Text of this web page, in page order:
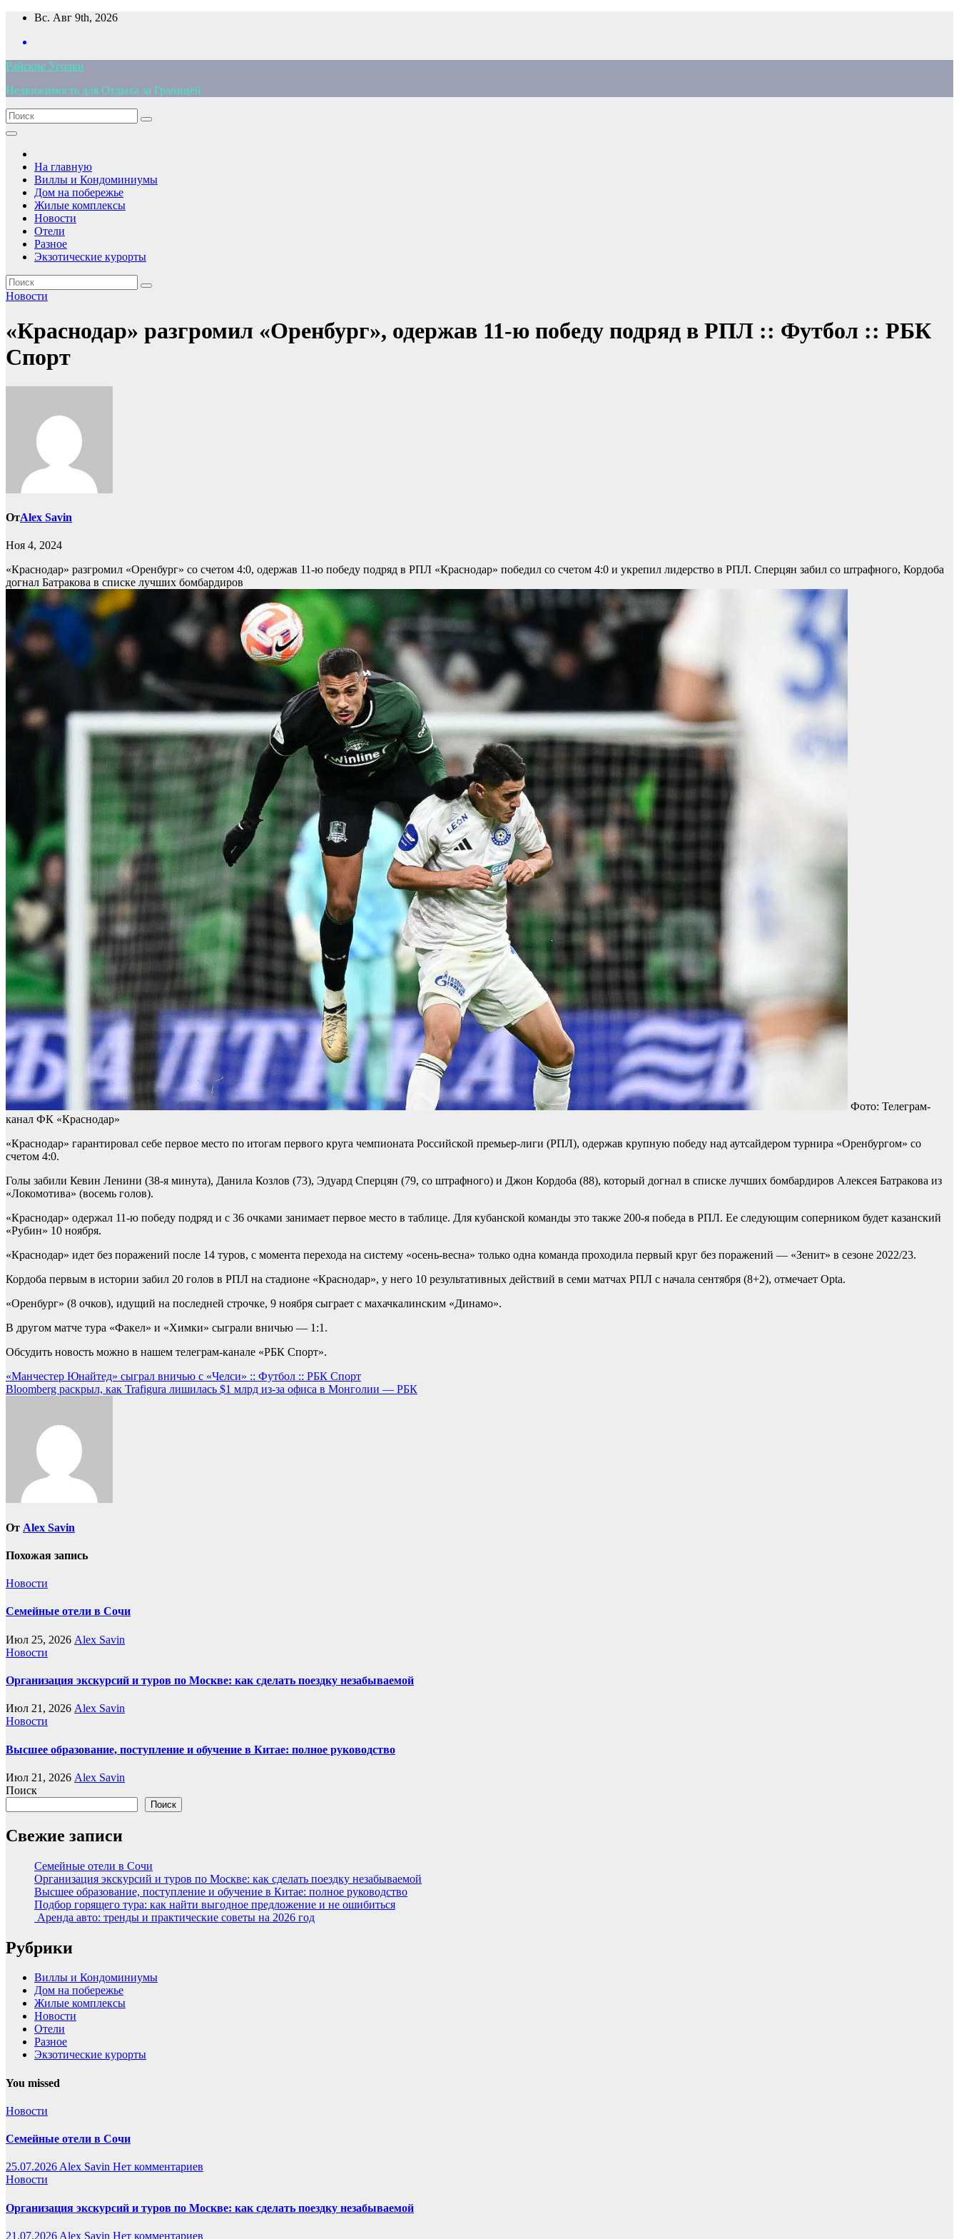
Перейти
содержимому
Вс. Авг 9th, 2026
Райские Уголки
Недвижимость для Отдыха за Границей
На главную
Виллы и Кондоминиумы
Дом на побережье
Жилые комплексы
Новости
Отели
Разное
Экзотические курорты
Новости
«Краснодар» разгромил «Оренбург», одержав 11-ю победу подряд в РПЛ :: Футбол :: РБК
Спорт
ОтAlex Savin
Ноя 4, 2024
«Краснодар» разгромил «Оренбург» со счетом 4:0, одержав 11-ю победу подряд в РПЛ «Краснодар» победил со счетом 4:0 и укрепил лидерство в РПЛ. Сперцян забил со штрафного, Кордоба
догнал Батракова в списке лучших бомбардиров
Фото: Телеграм-
канал ФК «Краснодар»
«Краснодар» гарантировал себе первое место по итогам первого круга чемпионата Российской премьер-лиги (РПЛ), одержав крупную победу над аутсайдером турнира «Оренбургом» со
счетом 4:0.
Голы забили Кевин Ленини (38-я минута), Данила Козлов (73), Эдуард Сперцян (79, со штрафного) и Джон Кордоба (88), который догнал в списке лучших бомбардиров Алексея Батракова из
«Локомотива» (восемь голов).
«Краснодар» одержал 11-ю победу подряд и с 36 очками занимает первое место в таблице. Для кубанской команды это также 200-я победа в РПЛ. Ее следующим соперником будет казанский
«Рубин» 10 ноября.
«Краснодар» идет без поражений после 14 туров, с момента перехода на систему «осень-весна» только одна команда проходила первый круг без поражений — «Зенит» в сезоне 2022/23.
Кордоба первым в истории забил 20 голов в РПЛ на стадионе «Краснодар», у него 10 результативных действий в семи матчах РПЛ с начала сентября (8+2), отмечает Opta.
«Оренбург» (8 очков), идущий на последней строчке, 9 ноября сыграет с махачкалинским «Динамо».
В другом матче тура «Факел» и «Химки» сыграли вничью — 1:1.
Обсудить новость можно в нашем телеграм-канале «РБК Спорт».
Навигация
по
«Манчестер Юнайтед» сыграл вничью с «Челси» :: Футбол :: РБК Спорт
Bloomberg раскрыл, как Trafigura лишилась $1 млрд из-за офиса в Монголии — РБК
От Alex Savin
Похожая запись
Новости
Семейные отели в Сочи
Июл 25, 2026 Alex Savin
Новости
Организация экскурсий и туров по Москве: как сделать поездку незабываемой
Июл 21, 2026 Alex Savin
Новости
Высшее образование, поступление и обучение в Китае: полное руководство
Июл 21, 2026 Alex Savin
Поиск
Поиск
Свежие записи
Семейные отели в Сочи
Организация экскурсий и туров по Москве: как сделать поездку незабываемой
Высшее образование, поступление и обучение в Китае: полное руководство
Подбор горящего тура: как найти выгодное предложение и не ошибиться
Аренда авто: тренды и практические советы на 2026 год
Рубрики
Виллы и Кондоминиумы
Дом на побережье
Жилые комплексы
Новости
Отели
Разное
Экзотические курорты
You missed
Новости
Семейные отели в Сочи
25.07.2026Alex Savin Нет комментариев
Новости
Организация экскурсий и туров по Москве: как сделать поездку незабываемой
21.07.2026 Alex Savin Нет комментариев